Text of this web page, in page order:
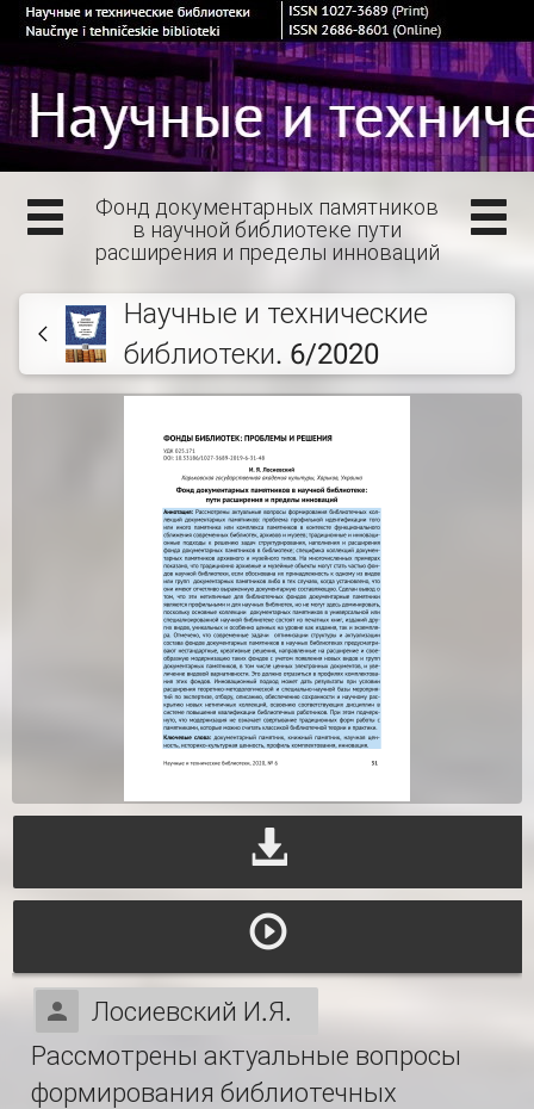
Фонд документарных памятников
в научной библиотеке пути
расширения и пределы инноваций
Научные и технические
библиотеки. 6/2020
Лосиевский И.Я.
Рассмотрены актуальные вопросы
формирования библиотечных